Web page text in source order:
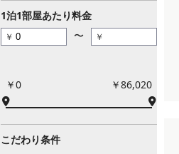
1泊1部屋あたり料金
￥ 〜 ￥
￥0 ￥86,020
こだわり条件